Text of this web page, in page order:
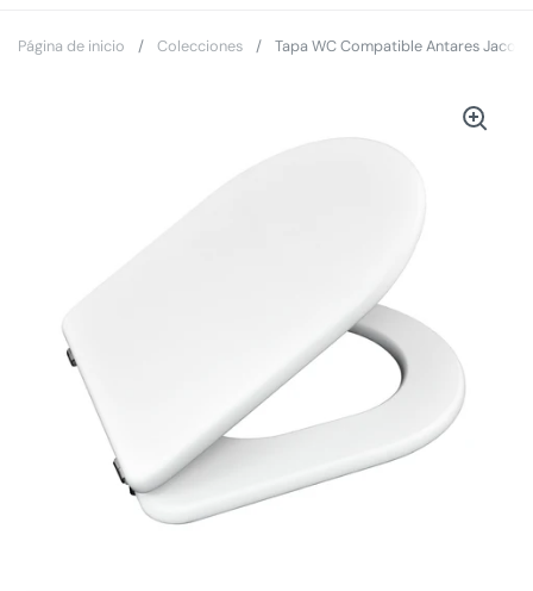
Página de inicio / Colecciones / Tapa WC Compatible Antares